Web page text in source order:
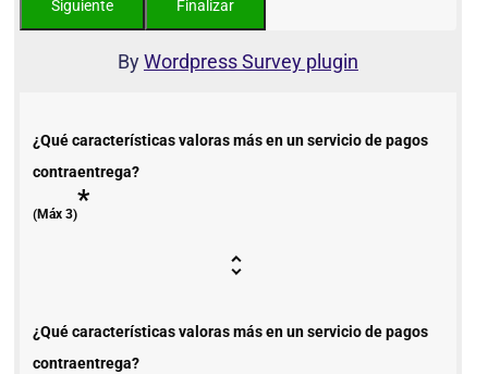
ByWordpress Survey plugin
¿Qué características valoras más en un servicio de pagos
contraentrega?
(Máx 3)*
¿Qué características valoras más en un servicio de pagos
contraentrega?